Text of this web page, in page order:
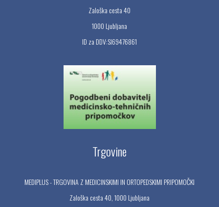
Zaloška cesta 40
1000 Ljubljana
ID za DDV:SI69476861
Trgovine
MEDIPLUS - TRGOVINA Z MEDICINSKIMI IN ORTOPEDSKIMI PRIPOMOČKI
Zaloška cesta 40, 1000 Ljubljana